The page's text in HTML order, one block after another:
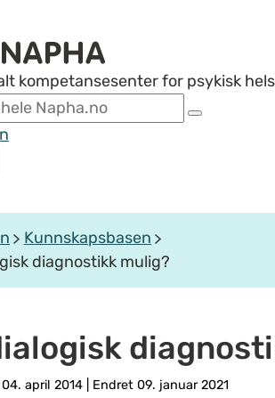
kompetansesenter for psykisk
Kunnskapsbasen
diagnostikk mulig?
april 2014 Endret 09. januar 2021